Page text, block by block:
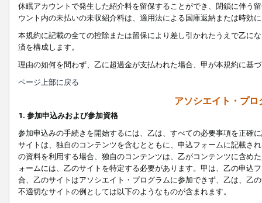
休眠アカウントで発生した紹介料を留保することができ、閉鎖に伴う
ウント内の未払いの未収紹介料は、適用法による国庫返納または時効
本規約に記載の全ての控除または留保により差し引かれたうえで乙に
済を構成します。
理由の如何を問わず、乙に超過金が支払われた場合、甲が本規約に基
ページ上部に戻る
アソシエイト・プ
1. 参加申込みおよび参加資格
参加申込みの手続きを開始するには、乙は、すべての必要事項を正確
サイトは、独自のコンテンツを含むとともに、申込フォームに記載さ
の資料を利用する場合、独自のコンテンツは、乙がコンテンツに含め
ォームには、乙のサイトを特定する必要があります。甲は、乙の申込
合、乙のサイトはアソシエイト・プログラムに参加できず、乙は、乙
不適切なサイトの例としては以下のようなものが含まれます。